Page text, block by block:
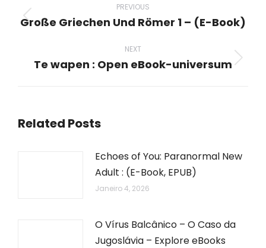
navigation
PREVIOUS
Previous
Große Griechen Und Römer 1 – (E-Book)
NEXT
Next
Te wapen : Open eBook-universum
Related Posts
Echoes of You: Paranormal New
Adult : (E-Book, EPUB)
Janeiro 4, 2026
O Vírus Balcânico – O Caso da
Jugoslávia – Explore eBooks